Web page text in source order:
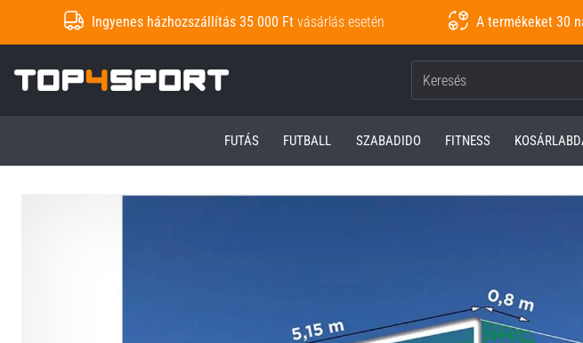
Ingyenes házhozszállítás 35 000 Ft vásárlás esetén A termékeket 30
Top4Sport.hu
FUTÁS FUTBALL SZABADIDO FITNESS